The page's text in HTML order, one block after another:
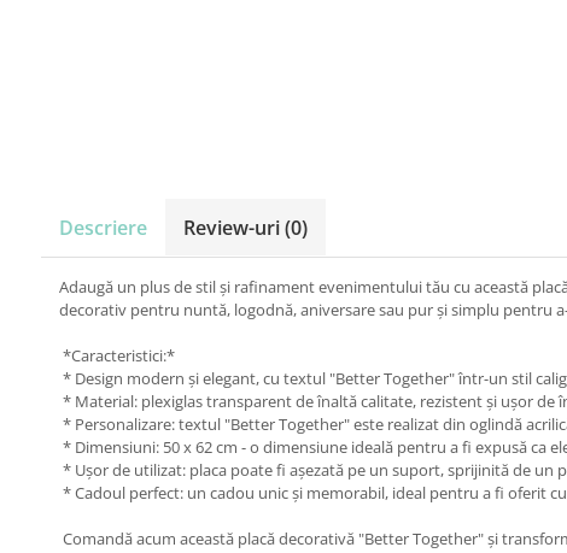
Accesorii scriere
Creioane automate , mine
Creioane grafice
Cu stergere
Rollere
Stilouri
Laminatoare si accesorii
Liniare , truse geometrie
Descriere Review-uri(0)
Adaugă un plus de stil și rafinament evenimentului tău cu această
decorativ pentru nuntă, logodnă, aniversare sau pur și simplu pentru
*Caracteristici:*
* Design modern și elegant, cu textul "Better Together" într-un stil
* Material: plexiglas transparent de înaltă calitate, rezistent și ușor de
* Personalizare: textul "Better Together" este realizat din oglindă
* Dimensiuni: 50 x 62 cm - o dimensiune ideală pentru a fi expusă ca
* Ușor de utilizat: placa poate fi așezată pe un suport, sprijinită de
* Cadoul perfect: un cadou unic și memorabil, ideal pentru a fi oferit
Comandă acum această placă decorativă "Better Together" și